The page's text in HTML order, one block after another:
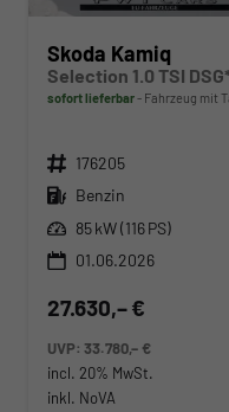
Skoda Kamiq
sofort lieferbar Fahrzeug mit
Fahrzeugnr. 176205
Kraftstoff Benzin
Leistung 85 kW (116 PS)
01.06.2026
27.630,– €
UVP:33.780,– €
incl. 20% MwSt.
inkl. NoVA